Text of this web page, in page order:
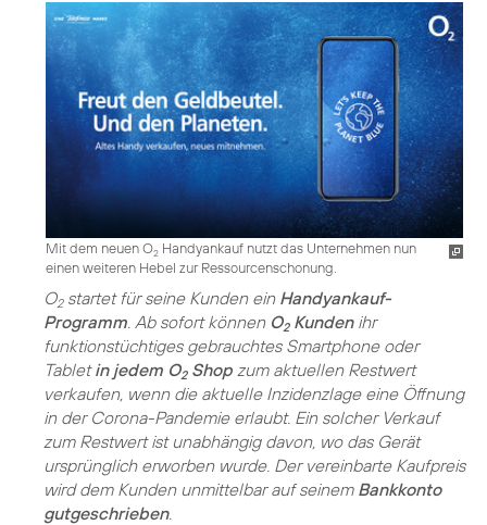
Mit dem neuen O2 Handyankauf nutzt das Unternehmen nun
einen weiteren Hebel zur Ressourcenschonung.
O2startet für seine Kunden ein Handyankauf-
Programm . Ab sofort können O2Kundenihr
funktionstüchtiges gebrauchtes Smartphone oder
Tabletin jedem O2Shop zum aktuellen Restwert
verkaufen, wenn die aktuelle Inzidenzlage eine Öffnung
in der Corona-Pandemie erlaubt. Ein solcher Verkauf
zum Restwert ist unabhängig davon, wo das Gerät
ursprünglich erworben wurde. Der vereinbarte Kaufpreis
wird dem Kunden unmittelbar auf seinem Bankkonto
gutgeschrieben.